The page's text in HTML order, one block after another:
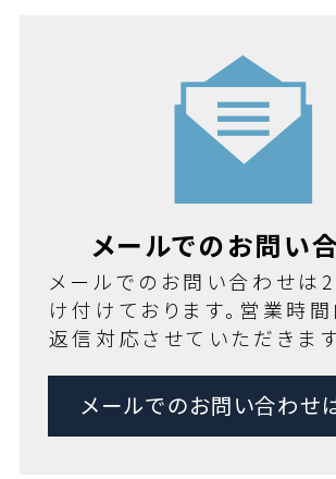
メールでのお問い
メールでのお問い合わせは
け付けております。営業時
返信対応させていただきます
メールでのお問い合わせ